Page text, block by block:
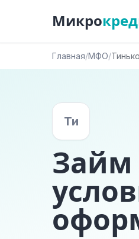
Микро
Главная/МФО/
Ти
Займ